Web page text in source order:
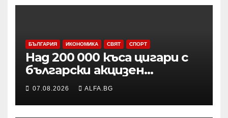
БЪЛГАРИЯ ИКОНОМИКА СВЯТ СПОРТ
Над 200 000 къса цигари с
български акцизен
бандерол са задържани при
проверка на товарен
автомобил в района на
07.08.2026 ALFA.BG